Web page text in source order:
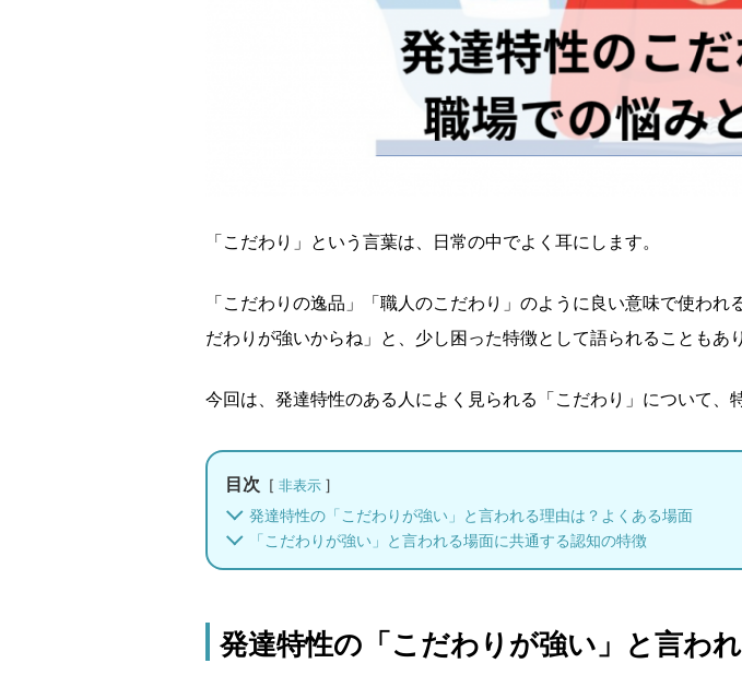
「こだわり」という言葉は、日常の中でよく耳にします。
「こだわりの逸品」「職人のこだわり」のように良い意味で使わ
だわりが強いからね」と、少し困った特徴として語られることもあ
今回は、発達特性のある人によく見られる「こだわり」について、
目次 非表示
発達特性の「こだわりが強い」と言われる理由は？よくある場面
「こだわりが強い」と言われる場面に共通する認知の特徴
発達特性の「こだわりが強い」と言わ